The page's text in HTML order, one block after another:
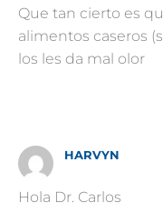
Que tan cierto es
alimentos caseros
los les da mal olor
HARVYN
Hola Dr. Carlos